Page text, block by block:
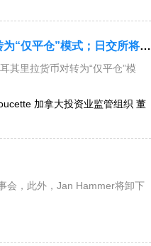
今日要闻：RoboMarkets交易平台推出小数股交易；FxPro将土耳其里拉货币对转为“仅平仓”模式；日交所将建立新的子公司！......
其里拉货币对转为“仅平仓”模
加拿大投资业监管组织 董
会，此外，Jan Hammer将卸下